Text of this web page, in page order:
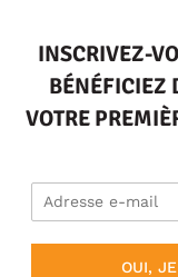
INSCRIVEZ-
BÉNÉFICIEZ
VOTRE
OUI,